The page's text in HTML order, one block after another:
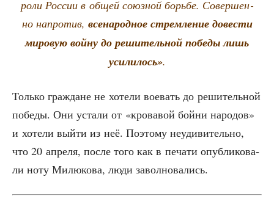
роли Рос­сии в общей союз­ной борь­бе. Совер­шен­
но напро­тив, все­на­род­ное стрем­ле­ние дове­сти
миро­вую вой­ну до реши­тель­ной побе­ды лишь
уси­ли­лось».
Толь­ко граж­дане не хоте­ли вое­вать до реши­тель­ной
побе­ды. Они уста­ли от «кро­ва­вой бой­ни наро­дов»
и хоте­ли вый­ти из неё. Поэто­му неуди­ви­тель­но,
что 20 апре­ля, после того как в печа­ти опуб­ли­ко­ва­
ли ноту Милю­ко­ва, люди заволновались.